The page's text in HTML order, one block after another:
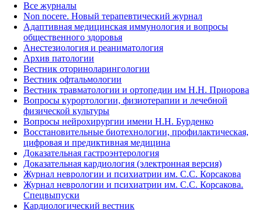
Все журналы
Non nocere. Новый терапевтический журнал
Адаптивная медицинская иммунология и вопросы
общественного здоровья
Анестезиология и реаниматология
Архив патологии
Вестник оториноларингологии
Вестник офтальмологии
Вестник травматологии и ортопедии им Н.Н. Приорова
Вопросы курортологии, физиотерапии и лечебной
физической культуры
Вопросы нейрохирургии имени Н.Н. Бурденко
Восстановительные биотехнологии, профилактическая,
цифровая и предиктивная медицина
Доказательная гастроэнтерология
Доказательная кардиология (электронная версия)
Журнал неврологии и психиатрии им. С.С. Корсакова
Журнал неврологии и психиатрии им. С.С. Корсакова.
Спецвыпуски
Кардиологический вестник